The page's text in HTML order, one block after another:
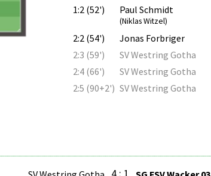
1:2 (52')
Paul Schmidt
(Niklas Witzel)
2:2 (54')
Jonas Forbriger
2:3 (59')
SV Westring Gotha
2:4 (66')
SV Westring Gotha
2:5 (90+2') SV Westring Gotha